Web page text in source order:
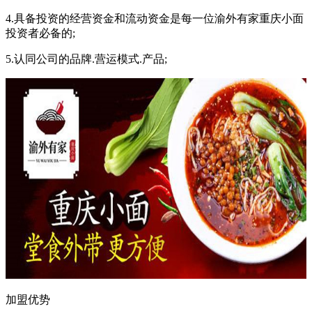
4.具备投资的经营资金和流动资金是每一位渝外有家重庆小面
投资者必备的;
5.认同公司的品牌.营运模式.产品;
加盟优势